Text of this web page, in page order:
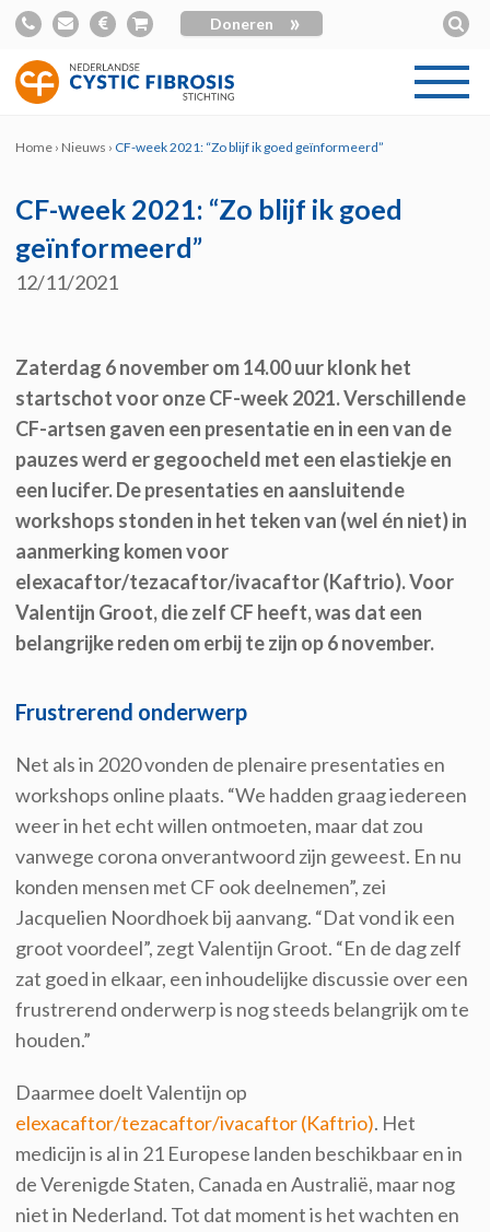
Doneren »
Home › Nieuws › CF-week 2021: “Zo blijf ik goed geïnformeerd”
CF-week 2021: “Zo blijf ik goed
geïnformeerd”
12/11/2021
Zaterdag 6 november om 14.00 uur klonk het
startschot voor onze CF-week 2021. Verschillende
CF-artsen gaven een presentatie en in een van de
pauzes werd er gegoocheld met een elastiekje en
een lucifer. De presentaties en aansluitende
workshops stonden in het teken van (wel én niet) in
aanmerking komen voor
elexacaftor/tezacaftor/ivacaftor (Kaftrio). Voor
Valentijn Groot, die zelf CF heeft, was dat een
belangrijke reden om erbij te zijn op 6 november.
Frustrerend onderwerp
Net als in 2020 vonden de plenaire presentaties en
workshops online plaats. “We hadden graag iedereen
weer in het echt willen ontmoeten, maar dat zou
vanwege corona onverantwoord zijn geweest. En nu
konden mensen met CF ook deelnemen”, zei
Jacquelien Noordhoek bij aanvang. “Dat vond ik een
groot voordeel”, zegt Valentijn Groot. “En de dag zelf
zat goed in elkaar, een inhoudelijke discussie over een
frustrerend onderwerp is nog steeds belangrijk om te
houden.”
Daarmee doelt Valentijn op
elexacaftor/tezacaftor/ivacaftor (Kaftrio). Het
medicijn is al in 21 Europese landen beschikbaar en in
de Verenigde Staten, Canada en Australië, maar nog
niet in Nederland. Tot dat moment is het wachten en